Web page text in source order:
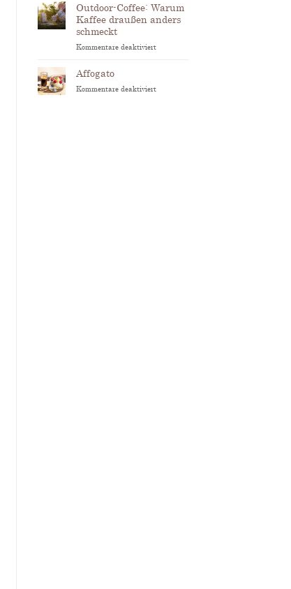
Outdoor-Coffee: Warum
Kaffee draußen anders
schmeckt
Kommentare deaktiviertfür
Kaffee
Affogato
Kommentare deaktiviertfür